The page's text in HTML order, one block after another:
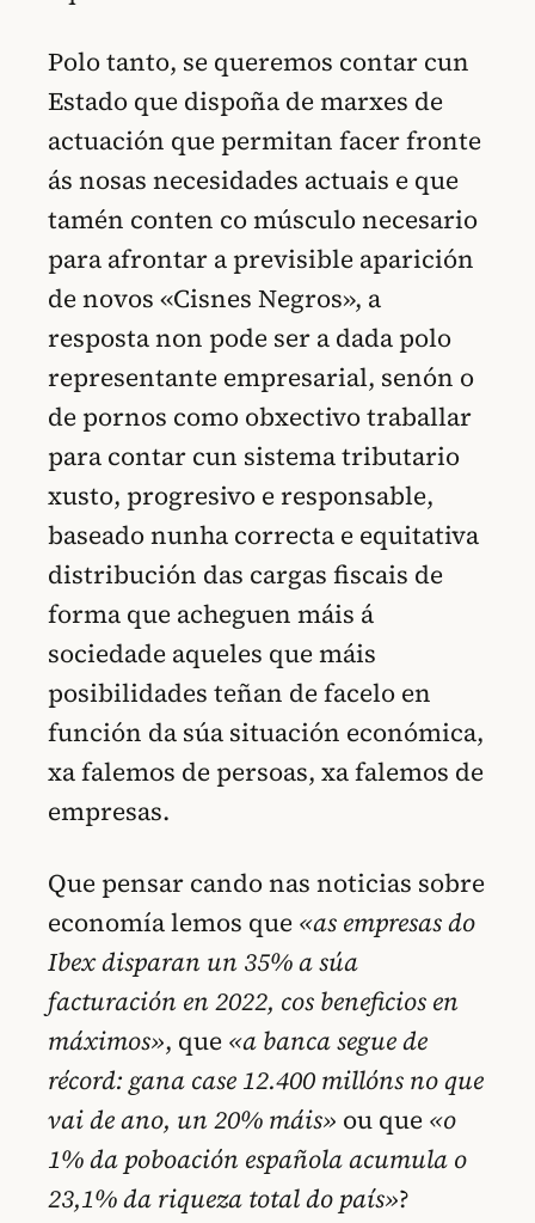
Polo tanto, se queremos contar cun
Estado que dispoña de marxes de
actuación que permitan facer fronte
ás nosas necesidades actuais e que
tamén conten co músculo necesario
para afrontar a previsible aparición
de novos «Cisnes Negros», a
resposta non pode ser a dada polo
representante empresarial, senón o
de pornos como obxectivo traballar
para contar cun sistema tributario
xusto, progresivo e responsable,
baseado nunha correcta e equitativa
distribución das cargas fiscais de
forma que acheguen máis á
sociedade aqueles que máis
posibilidades teñan de facelo en
función da súa situación económica,
xa falemos de persoas, xa falemos de
empresas.
Que pensar cando nas noticias sobre
economía lemos que «as empresas do
Ibex disparan un 35% a súa
facturación en 2022, cos beneficios en
máximos», que «a banca segue de
récord: gana case 12.400 millóns no que
vai de ano, un 20% máis» ou que «o
1% da poboación española acumula o
23,1% da riqueza total do país»?